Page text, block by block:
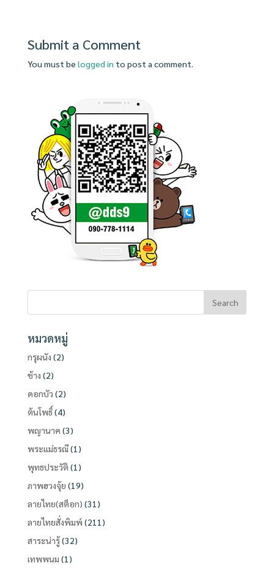
Submit a Comment
You must be logged in to post a comment.
หมวดหมู่
กรุผนัง (2)
ช้าง (2)
ดอกบัว (2)
ต้นโพธิ์(4)
พญานาค (3)
พระแม่ธรณี(1)
พุทธประวัติ (1)
ภาพฮวงจุ้ย (19)
ลายไทย(สต็อก) (31)
ลายไทยสั่งพิมพ์ (211)
สาระน่ารู้(32)
เทพพนม (1)